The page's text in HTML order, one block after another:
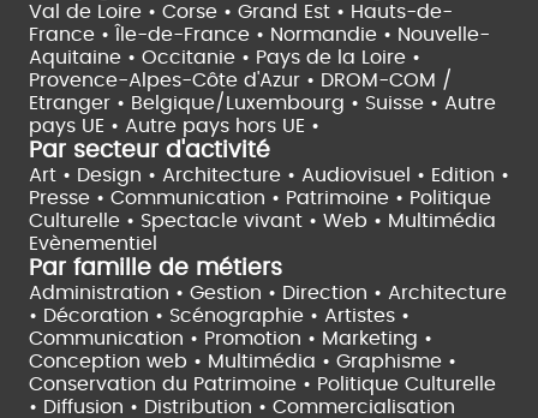
Val de Loire • Corse • Grand Est • Hauts-de-
France •
Île-de-France • Normandie • Nouvelle-
Aquitaine • Occitanie • Pays de la Loire •
Provence-Alpes-Côte d'Azur • DROM-COM /
Etranger • Belgique/Luxembourg • Suisse • Autre
pays UE • Autre pays hors UE •
Par secteur d'activité
Art • Design • Architecture • Audiovisuel • Edition •
Presse • Communication • Patrimoine • Politique
Culturelle • Spectacle vivant • Web • Multimédia
Evènementiel
Par famille de métiers
Administration • Gestion • Direction • Architecture
• Décoration • Scénographie • Artistes •
Communication • Promotion • Marketing •
Conception web • Multimédia • Graphisme •
Conservation du Patrimoine • Politique Culturelle
• Diffusion • Distribution • Commercialisation